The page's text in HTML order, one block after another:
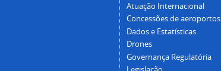
Atuação Internacional
Concessões de aeroportos
Dados e Estatísticas
Drones
Governança Regulatória